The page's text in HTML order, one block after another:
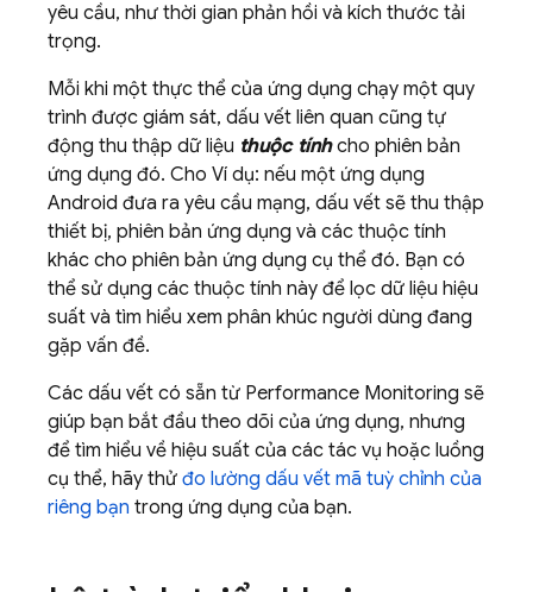
yêu cầu, như thời gian phản hồi và kích thước tải
trọng.
Mỗi khi một thực thể của ứng dụng chạy một quy
trình được giám sát, dấu vết liên quan cũng tự
động thu thập dữ liệu thuộc tínhcho phiên bản
ứng dụng đó. Cho Ví dụ: nếu một ứng dụng
Android đưa ra yêu cầu mạng, dấu vết sẽ thu thập
thiết bị, phiên bản ứng dụng và các thuộc tính
khác cho phiên bản ứng dụng cụ thể đó. Bạn có
thể sử dụng các thuộc tính này để lọc dữ liệu hiệu
suất và tìm hiểu xem phân khúc người dùng đang
gặp vấn đề.
Các dấu vết có sẵn từ Performance Monitoring sẽ
giúp bạn bắt đầu theo dõi của ứng dụng, nhưng
để tìm hiểu về hiệu suất của các tác vụ hoặc luồng
cụ thể, hãy thử đo lường dấu vết mã tuỳ chỉnh của
riêng bạn trong ứng dụng của bạn.